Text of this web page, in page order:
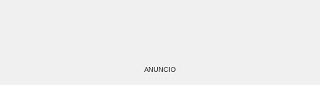
ANUNCIO